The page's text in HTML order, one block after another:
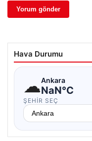
Hava Durumu
☁Ankara
NaN°C
ŞEHIR SEÇ